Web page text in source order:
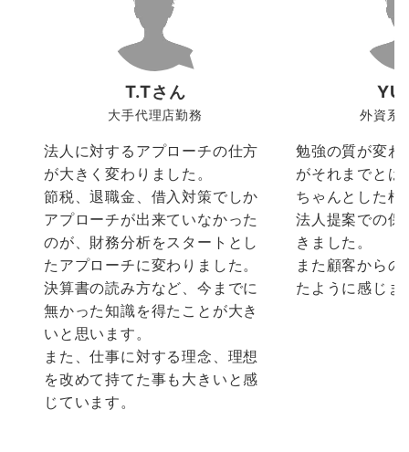
T.Tさん
大手代理店勤務
法人に対するアプローチの仕方
が大きく変わりました。
節税、退職金、借入対策でしか
アプローチが出来ていなかった
のが、財務分析をスタートとし
たアプローチに変わりました。
決算書の読み方など、今までに
無かった知識を得たことが大き
いと思います。
また、仕事に対する理念、理想
を改めて持てた事も大きいと感
じています。
YU
外資系
勉強の質が変わ
がそれまでと
ちゃんとした
法人提案での保
きました。
また顧客から
たように感じま